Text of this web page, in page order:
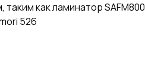
как ламинатор SAFM800
526